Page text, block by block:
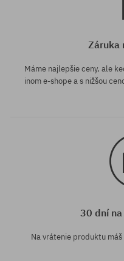
Záruka
Máme najlepšie ceny, ale
inom e-shope a s nižšou
30 dní
Na vrátenie produktu